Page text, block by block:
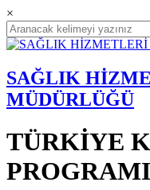
×
SAĞLIK
MÜDÜRLÜĞÜ
TÜRKİYE
PROGRAMI